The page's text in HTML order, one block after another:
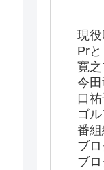
現
Pr
寛之
今
口
ゴ
番
ブロ
ブ